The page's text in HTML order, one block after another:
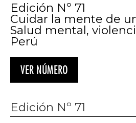
Edición Nº 71
Cuidar la mente de
Salud mental,
Perú
VER NÚMERO
Edición Nº 71